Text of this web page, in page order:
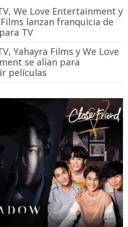
We Love Entertainment y
lanzan franquicia de
TV
Yahayra Films y We Love
se alían para
películas